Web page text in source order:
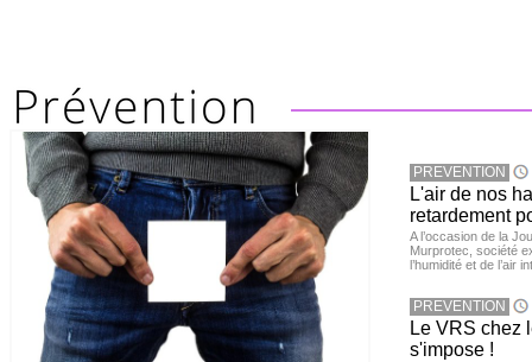
PREVENTION
L'air de nos
retardement
A l’occasion de la
Murprotec, société
l’humidité et de l’air
PREVENTION
Le VRS chez
s'impose !